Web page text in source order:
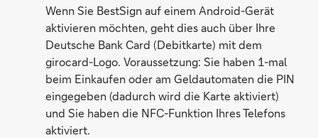
Wenn Sie BestSign auf einem Android-Gerät
aktivieren möchten, geht dies auch über Ihre
Deutsche Bank Card (Debitkarte) mit dem
girocard-Logo. Voraussetzung: Sie haben 1-mal
beim Einkaufen oder am Geldautomaten die PIN
eingegeben (dadurch wird die Karte aktiviert)
und Sie haben die NFC-Funktion Ihres Telefons
aktiviert.